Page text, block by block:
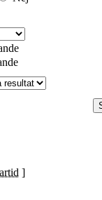
]